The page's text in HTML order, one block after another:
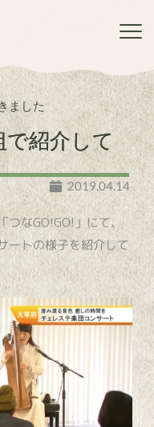
ました
紹介して
2019.04.14
つなGO!GO!」にて、
ートの様子を紹介して